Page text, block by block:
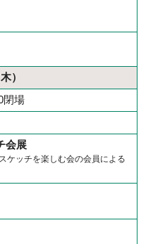
木）
閉場
会展
ケッチを楽しむ会の会員による